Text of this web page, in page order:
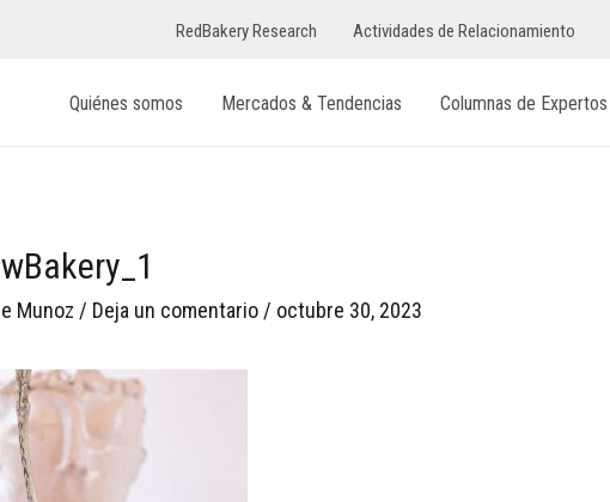
RedBakery Research Actividades de Relacionamiento
Quiénes somos Mercados & Tendencias Columnas de Expertos
Munoz / Deja un comentario / octubre 30, 2023